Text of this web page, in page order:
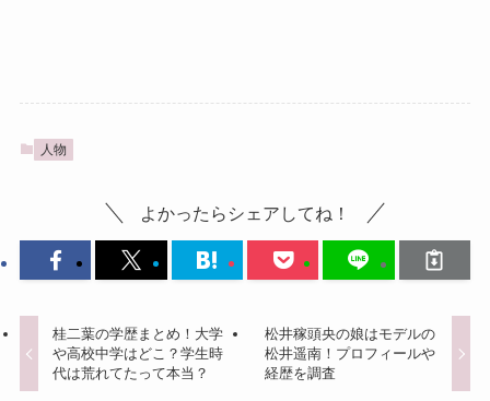
人物
よかったらシェアしてね！
桂二葉の学歴まとめ！大学
や高校中学はどこ？学生時
代は荒れてたって本当？
松井稼頭央の娘はモデルの
松井遥南！プロフィールや
経歴を調査